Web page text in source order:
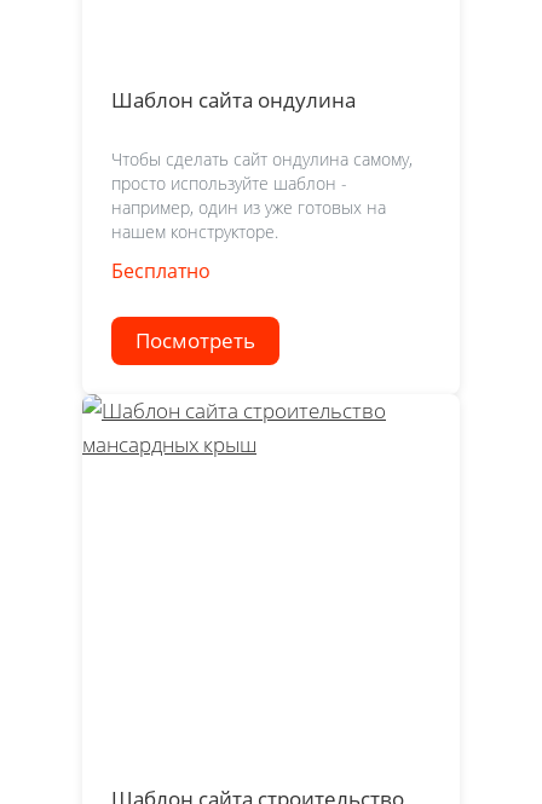
Шаблон сайта ондулина
Чтобы сделать сайт ондулина самому,
просто используйте шаблон -
например, один из уже готовых на
нашем конструкторе.
Бесплатно
Посмотреть